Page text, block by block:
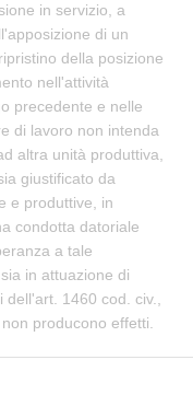
in servizio, a
di un
della posizione
nell'attività
precedente e nelle
di lavoro non intenda
altra unità produttiva,
giustificato da
e produttive, in
condotta datoriale
a tale
in attuazione di
1460 cod. civ.,
producono effetti.